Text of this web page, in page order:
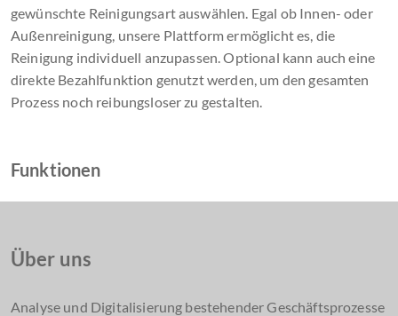
gewünschte Reinigungsart auswählen. Egal ob Innen- oder
Außenreinigung, unsere Plattform ermöglicht es, die
Reinigung individuell anzupassen. Optional kann auch eine
direkte Bezahlfunktion genutzt werden, um den gesamten
Prozess noch reibungsloser zu gestalten.
Funktionen
Auswahl verschiedener Reinigungsoptionen
Benutzerfreundliche Oberfläche für eine schnelle und
Über uns
Analyse und Digitalisierung bestehender Geschäftsprozesse